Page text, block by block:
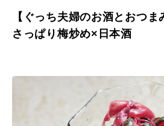
【ぐっち夫婦のお酒とおつ
さっぱり梅炒め×日本酒